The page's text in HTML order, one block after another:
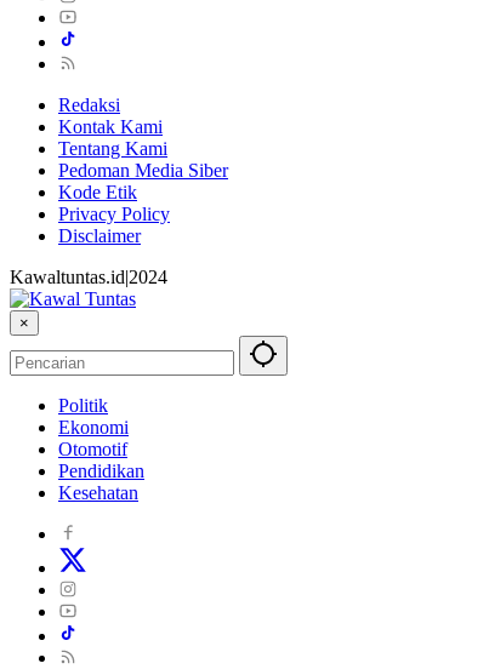
Redaksi
Kontak Kami
Tentang Kami
Pedoman Media Siber
Kode Etik
Privacy Policy
Disclaimer
Kawaltuntas.id|2024
×
Politik
Ekonomi
Otomotif
Pendidikan
Kesehatan